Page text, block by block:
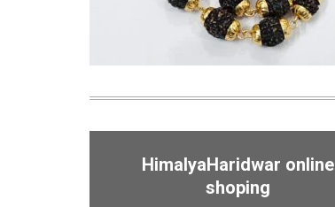
HimalyaHaridwar online
shoping